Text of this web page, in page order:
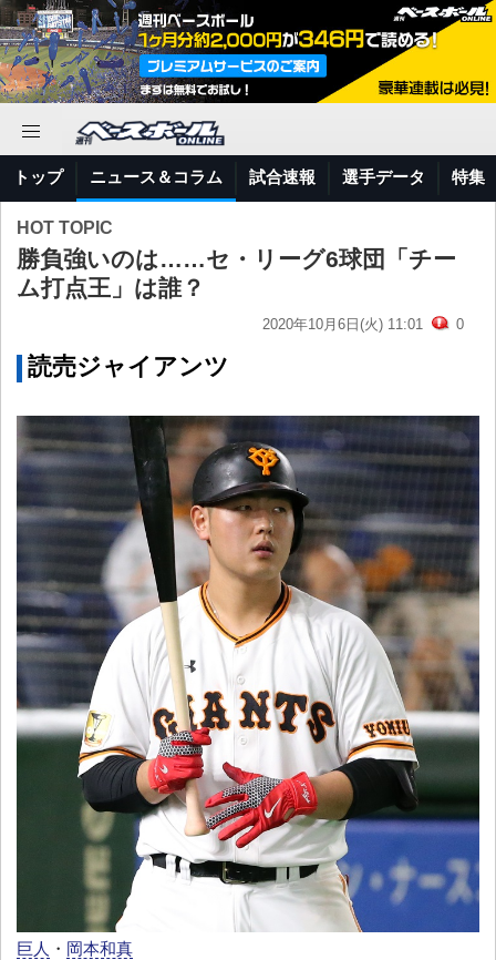
トップ ニュース＆コラム 試合速報 選手データ 特集
HOT TOPIC
勝負強いのは……セ・リーグ6球団「チー
ム打点王」は誰？
2020年10月6日(火) 11:01 0
読売ジャイアンツ
巨人 ・ 岡本和真